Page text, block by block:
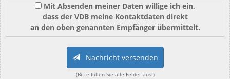
Mit Absenden meiner Daten willige ich ein,
dass der VDB meine Kontaktdaten direkt
an den oben genannten Empfänger übermittelt.
Nachricht versenden
(Bitte füllen Sie alle Felder aus!)